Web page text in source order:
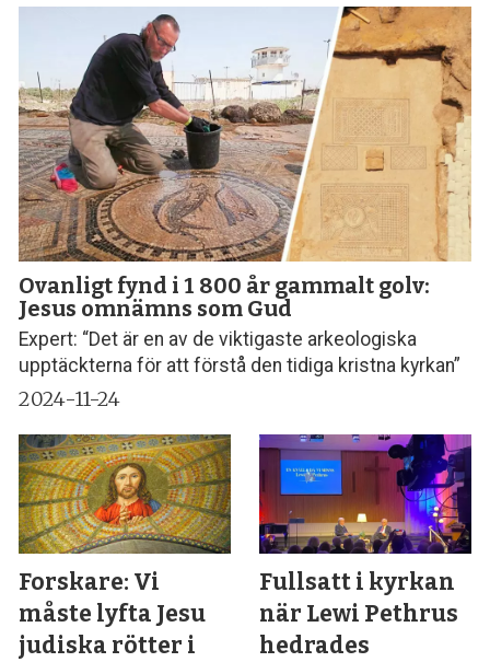
Ovanligt fynd i 1 800 år gammalt golv:
Jesus omnämns som Gud
Expert: “Det är en av de viktigaste arkeologiska
upptäckterna för att förstå den tidiga kristna kyrkan”
2024-11-24
Forskare: Vi
måste lyfta Jesu
judiska rötter i
Fullsatt i kyrkan
när Lewi Pethrus
hedrades